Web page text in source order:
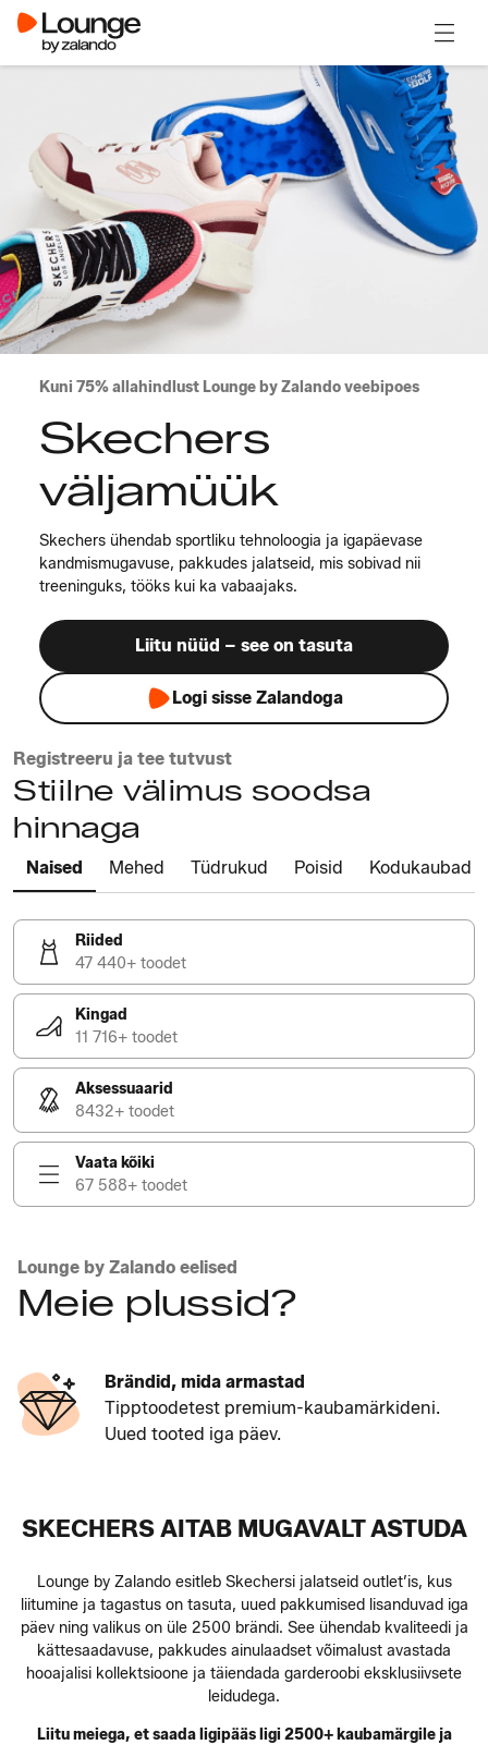
Kuni 75% allahindlust Lounge by Zalando veebipoes
Skechers
väljamüük
Skechers ühendab sportliku tehnoloogia ja igapäevase
kandmismugavuse, pakkudes jalatseid, mis sobivad nii
treeninguks, tööks kui ka vabaajaks.
Liitu nüüd – see on tasuta
Logi sisse Zalandoga
Registreeru ja tee tutvust
Stiilne välimus soodsa
hinnaga
Naised Mehed Tüdrukud Poisid Kodukaubad
Riided
47 440+ toodet
Kingad
11 716+ toodet
Aksessuaarid
8432+ toodet
Vaata kõiki
67 588+ toodet
Lounge by Zalando eelised
Meie plussid?
Brändid, mida armastad
Tipptoodetest premium-kaubamärkideni.
Uued tooted iga päev.
SKECHERS AITAB MUGAVALT ASTUDA
Lounge by Zalando esitleb Skechersi jalatseid outlet’is, kus
liitumine ja tagastus on tasuta, uued pakkumised lisanduvad iga
päev ning valikus on üle 2500 brändi. See ühendab kvaliteedi ja
kättesaadavuse, pakkudes ainulaadset võimalust avastada
hooajalisi kollektsioone ja täiendada garderoobi eksklusiivsete
leidudega.
Liitu meiega, et saada ligipääs ligi 2500+ kaubamärgile ja